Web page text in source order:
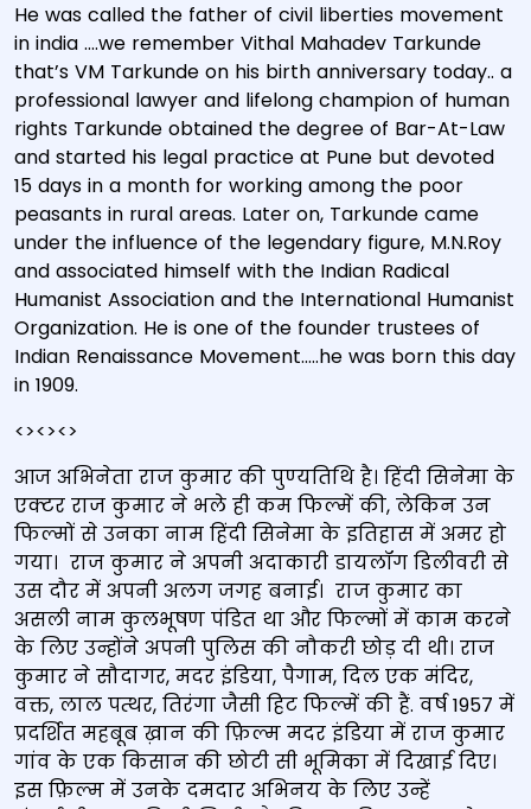
He was called the father of civil liberties movement
in india ….we remember Vithal Mahadev Tarkunde
that’s VM Tarkunde on his birth anniversary today.. a
professional lawyer and lifelong champion of human
rights Tarkunde obtained the degree of Bar-At-Law
and started his legal practice at Pune but devoted
15 days in a month for working among the poor
peasants in rural areas. Later on, Tarkunde came
under the influence of the legendary figure, M.N.Roy
and associated himself with the Indian Radical
Humanist Association and the International Humanist
Organization. He is one of the founder trustees of
Indian Renaissance Movement.….he was born this day
in 1909.
<><><>
आज अभिनेता राज कुमार की पुण्‍यतिथि है। हिंदी सिनेमा के
एक्टर राज कुमार ने भले ही कम फिल्में की, लेकिन उन
फिल्मों से उनका नाम हिंदी सिनेमा के इतिहास में अमर हो
गया। राज कुमार ने अपनी अदाकारी डायलॉग डिलीवरी से
उस दौर में अपनी अलग जगह बनाई। राज कुमार का
असली नाम कुलभूषण पंडित था और फिल्मों में काम करने
के लिए उन्होंने अपनी पुलिस की नौकरी छोड़ दी थी। राज
कुमार ने सौदागर, मदर इंडिया, पैगाम, दिल एक मंदिर,
वक्त, लाल पत्थर, तिरंगा जैसी हिट फिल्में की हैं. वर्ष 1957 में
प्रदर्शित महबूब ख़ान की फ़िल्म मदर इंडिया में राज कुमार
गांव के एक किसान की छोटी सी भूमिका में दिखाई दिए।
इस फ़िल्म में उनके दमदार अभिनय के लिए उन्हें